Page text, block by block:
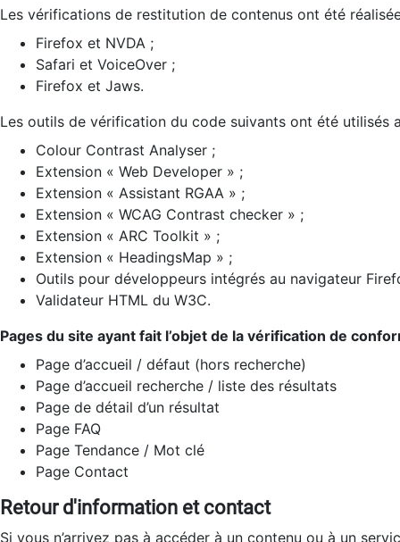
Les vérifications de restitution de contenus ont été
Firefox et NVDA ;
Safari et VoiceOver ;
Firefox et Jaws.
Les outils de vérification du code suivants ont été utilisés
Colour Contrast Analyser ;
Extension « Web Developer » ;
Extension « Assistant RGAA » ;
Extension « WCAG Contrast checker » ;
Extension « ARC Toolkit » ;
Extension « HeadingsMap » ;
Outils pour développeurs intégrés au navigateur
Validateur HTML du W3C.
Pages du site ayant fait l’objet de la vérification de
Page d’accueil / défaut (hors recherche)
Page d’accueil recherche / liste des résultats
Page de détail d’un résultat
Page FAQ
Page Tendance / Mot clé
Page Contact
Retour d'information et contact
Si vous n’arrivez pas à accéder à un contenu ou à un